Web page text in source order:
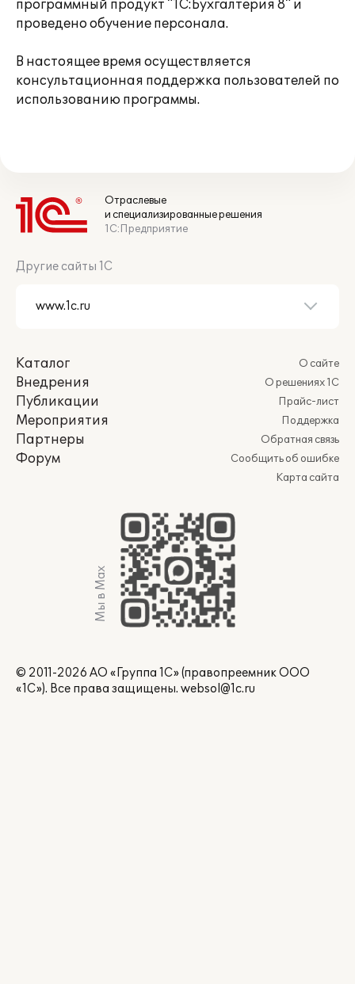
программный продукт "1С:Бухгалтерия 8" и
проведено обучение персонала.
В настоящее время осуществляется
консультационная поддержка пользователей по
использованию программы.
Отраслевые
и специализированные решения
1С:Предприятие
Другие сайты 1С
Каталог
Внедрения
Публикации
Мероприятия
Партнеры
Форум
О сайте
О решениях 1С
Прайс-лист
Поддержка
Обратная связь
Сообщить об ошибке
Карта сайта
Мы в Max
© 2011-2026 АО «Группа 1С» (правопреемник ООО
«1С»). Все права защищены. websol@1c.ru